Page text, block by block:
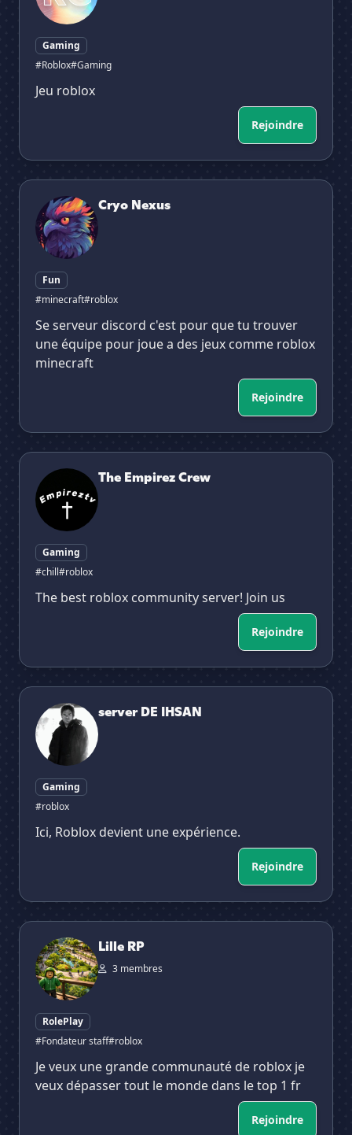
Gaming
#Roblox#Gaming
Jeu roblox
Rejoindre
Cryo Nexus
Cryo Nexus
Fun
#minecraft#roblox
Se serveur discord c'est pour que tu trouver
une équipe pour joue a des jeux comme roblox
minecraft
Rejoindre
The Empirez Crew
The Empirez Crew
Gaming
#chill#roblox
The best roblox community server! Join us
Rejoindre
server DE IHSAN
server DE IHSAN
Gaming
#roblox
Ici, Roblox devient une expérience.
Rejoindre
Lille RP
Lille RP
3 membres
RolePlay
#Fondateur staff#roblox
Je veux une grande communauté de roblox je
veux dépasser tout le monde dans le top 1 fr
Rejoindre